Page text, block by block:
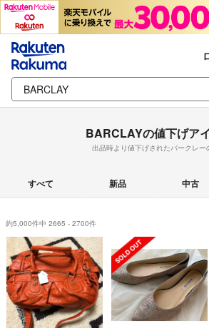
BARCLAYの値下げア
出品時より値下げされたバークレー
すべて 新品 中古
約5,000件中 2665 - 2700件